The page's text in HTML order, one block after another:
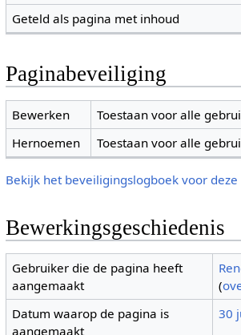
Geteld als pagina met inhoud
Paginabeveiliging
Bewerken
Toestaan voor alle
Hernoemen
Toestaan voor alle
Bekijk het beveiligingslogboek voor deze
Bewerkingsgeschiedenis
Gebruiker die de pagina heeft
aangemaakt
(
Datum waarop de pagina is
aangemaakt
30